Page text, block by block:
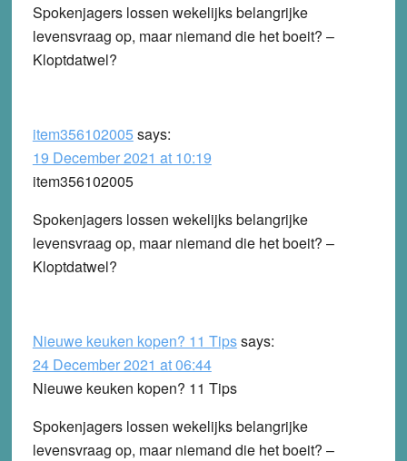
Spokenjagers lossen wekelijks belangrijke
levensvraag op, maar niemand die het boeit? –
Kloptdatwel?
item356102005says:
19 December 2021 at 10:19
item356102005
Spokenjagers lossen wekelijks belangrijke
levensvraag op, maar niemand die het boeit? –
Kloptdatwel?
Nieuwe keuken kopen? 11 Tipssays:
24 December 2021 at 06:44
Nieuwe keuken kopen? 11 Tips
Spokenjagers lossen wekelijks belangrijke
levensvraag op, maar niemand die het boeit? –